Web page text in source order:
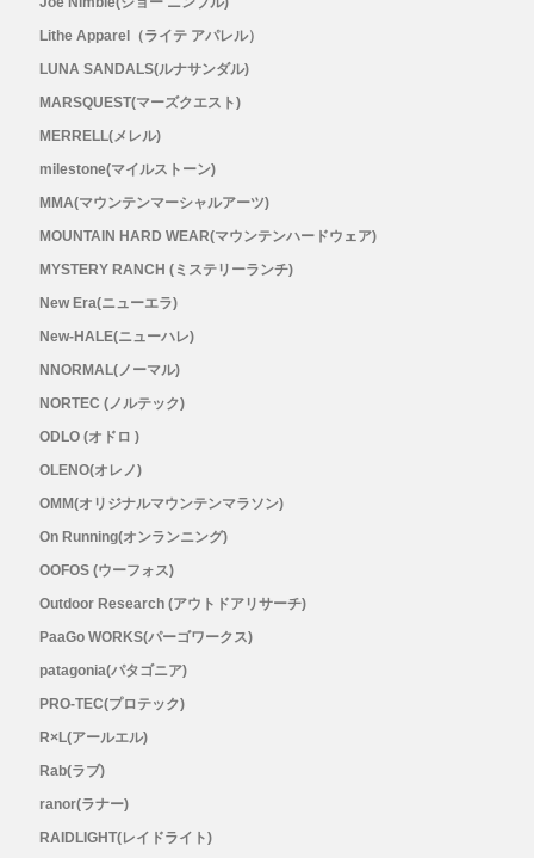
BananaGO
メンズ
レディース
Lithe Apparel（ライテ アパレル）
LUNA SANDALS(ルナサンダル)
MARSQUEST(マーズクエスト)
MERRELL(メレル)
milestone(マイルストーン)
MMA(マウンテンマーシャルアーツ)
MOUNTAIN HARD WEAR(マウンテンハードウェア)
MYSTERY RANCH (ミステリーランチ)
New Era(ニューエラ)
New-HALE(ニューハレ)
NNORMAL(ノーマル)
NORTEC (ノルテック)
ODLO (オドロ )
OLENO(オレノ)
OMM(オリジナルマウンテンマラソン)
On Running(オンランニング)
OOFOS (ウーフォス)
Outdoor Research (アウトドアリサーチ)
PaaGo WORKS(パーゴワークス)
patagonia(パタゴニア)
PRO-TEC(プロテック)
R×L(アールエル)
Rab(ラブ)
ranor(ラナー)
RAIDLIGHT(レイドライト)